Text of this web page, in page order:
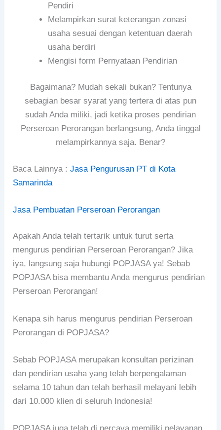
Pendiri
Melampirkan surat keterangan zonasi
usaha sesuai dengan ketentuan daerah
usaha berdiri
Mengisi form Pernyataan Pendirian
Bagaimana? Mudah sekali bukan? Tentunya
sebagian besar syarat yang tertera di atas pun
sudah Anda miliki, jadi ketika proses pendirian
Perseroan Perorangan berlangsung, Anda tinggal
melampirkannya saja. Benar?
Baca Lainnya :Jasa Pengurusan PT di Kota
Samarinda
Jasa Pembuatan Perseroan Perorangan
Apakah Anda telah tertarik untuk turut serta
mengurus pendirian Perseroan Perorangan? Jika
iya, langsung saja hubungi POPJASA ya! Sebab
POPJASA bisa membantu Anda mengurus pendirian
Perseroan Perorangan!
Kenapa sih harus mengurus pendirian Perseroan
Perorangan di POPJASA?
Sebab POPJASA merupakan konsultan perizinan
dan pendirian usaha yang telah berpengalaman
selama 10 tahun dan telah berhasil melayani lebih
dari 10.000 klien di seluruh Indonesia!